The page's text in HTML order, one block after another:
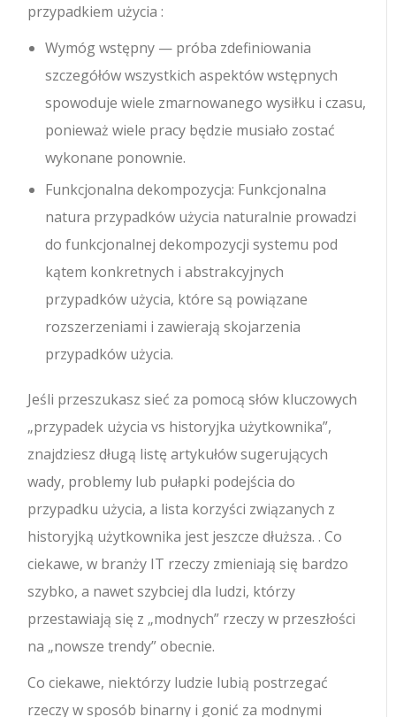
przypadkiem użycia :
Wymóg wstępny — próba zdefiniowania
szczegółów wszystkich aspektów wstępnych
spowoduje wiele zmarnowanego wysiłku i czasu,
ponieważ wiele pracy będzie musiało zostać
wykonane ponownie.
Funkcjonalna dekompozycja: Funkcjonalna
natura przypadków użycia naturalnie prowadzi
do funkcjonalnej dekompozycji systemu pod
kątem konkretnych i abstrakcyjnych
przypadków użycia, które są powiązane
rozszerzeniami i zawierają skojarzenia
przypadków użycia.
Jeśli przeszukasz sieć za pomocą słów kluczowych
„przypadek użycia vs historyjka użytkownika”,
znajdziesz długą listę artykułów sugerujących
wady, problemy lub pułapki podejścia do
przypadku użycia, a lista korzyści związanych z
historyjką użytkownika jest jeszcze dłuższa. . Co
ciekawe, w branży IT rzeczy zmieniają się bardzo
szybko, a nawet szybciej dla ludzi, którzy
przestawiają się z „modnych” rzeczy w przeszłości
na „nowsze trendy” obecnie.
Co ciekawe, niektórzy ludzie lubią postrzegać
rzeczy w sposób binarny i gonić za modnymi